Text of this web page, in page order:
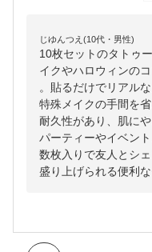
じゆんつえ(10代・男性)
10枚セットのタトゥ
イクやハロウィンの
。貼るだけでリアル
特殊メイクの手間を
耐久性があり、肌に
パーティーやイベン
数枚入りで友人とシ
盛り上げられる便利な